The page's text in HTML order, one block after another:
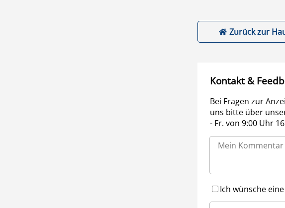
Zurück zur
Kontakt &
Bei Fragen zur
uns bitte über
- Fr. von 9:00 Uhr
Ich wünsche